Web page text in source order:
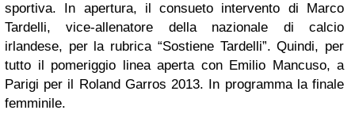
sportiva. In apertura, il consueto intervento di Marco
Tardelli, vice-allenatore della nazionale di calcio
irlandese, per la rubrica “Sostiene Tardelli”. Quindi, per
tutto il pomeriggio linea aperta con Emilio Mancuso, a
Parigi per il Roland Garros 2013. In programma la finale
femminile.